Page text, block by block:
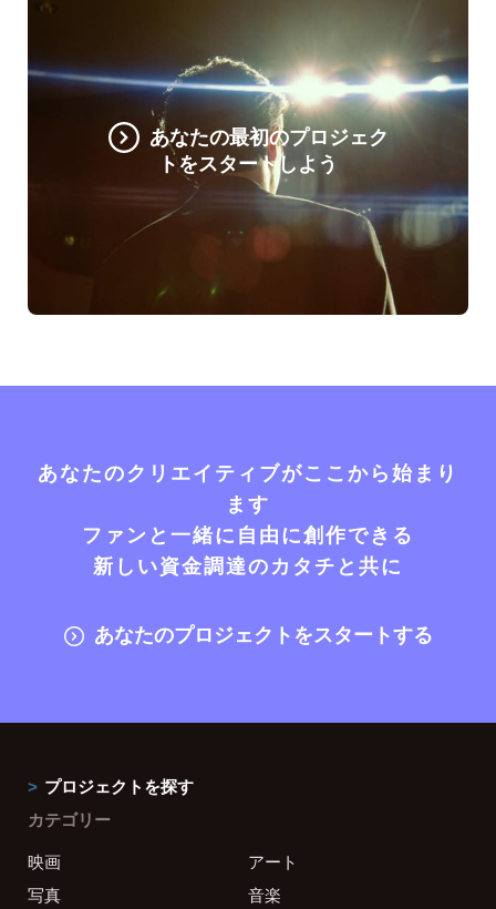
あなたの最初のプロジェク
トをスタートしよう
あなたのクリエイティブがここから始まり
ます
ファンと一緒に自由に創作できる
新しい資金調達のカタチと共に
あなたのプロジェクトをスタートする
プロジェクトを探す
カテゴリー
映画
アート
写真
音楽